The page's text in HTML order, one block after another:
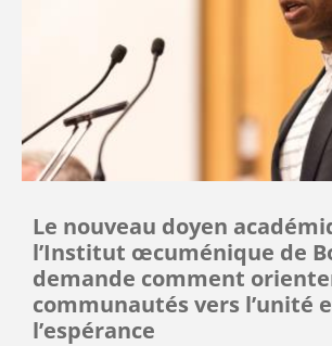
Le nouveau doyen
l’Institut œcuménique de
demande comment
communautés vers l’unité
l’espérance